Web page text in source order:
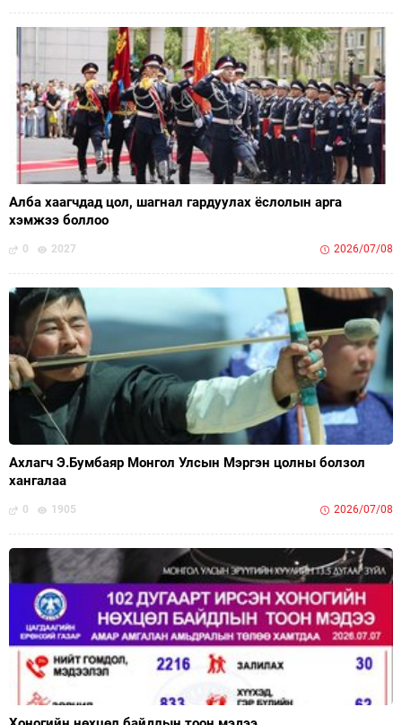
Алба хаагчдад цол, шагнал гардуулах ёслолын арга
хэмжээ боллоо
0 2027 2026/07/08
Ахлагч Э.Бумбаяр Монгол Улсын Мэргэн цолны болзол
хангалаа
0 1905 2026/07/08